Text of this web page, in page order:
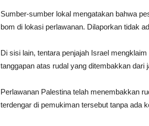
Sumber-sumber lokal mengatakan bahwa
bom di lokasi perlawanan. Dilaporkan tidak
Di sisi lain, tentara penjajah Israel
tanggapan atas rudal yang ditembakkan
Perlawanan Palestina telah menembakkan
terdengar di pemukiman tersebut tanpa ada